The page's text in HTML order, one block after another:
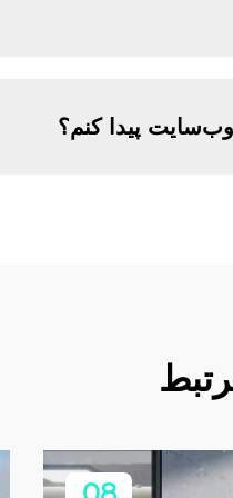
وب‌سایت پیدا کنم؟